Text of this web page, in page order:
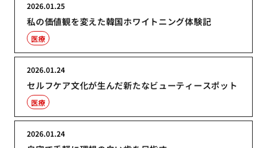
私の価値観を変えた韓国ホワイトニング体験記
2026.01.25
医療
セルフケア文化が生んだ新たなビューティースポット
2026.01.24
医療
2026.01.24